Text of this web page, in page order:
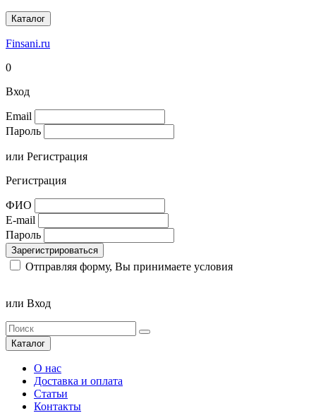
Каталог
Finsani.ru
0
Вход
Email
Пароль
или Регистрация
Регистрация
ФИО
E-mail
Пароль
Зарегистрироваться
Отправляя форму, Вы принимаете условия
или Вход
Каталог
О нас
Доставка и оплата
Статьи
Контакты